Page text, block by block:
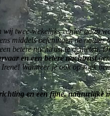
twee-wekelijks verder gaan
middels oefeningen de natuur
betere nachtrust te genieten.
en een betere nachtrust
Wanneer je ook op zoek
en een fijne, natuurlijke